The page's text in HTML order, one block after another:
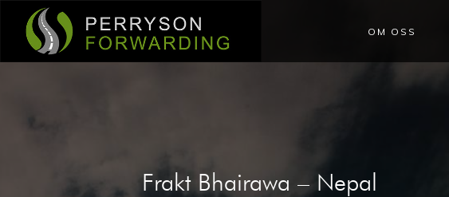
OM OSS
Frakt Bhairawa – Nepal